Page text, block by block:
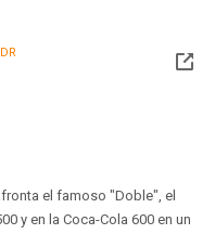
el famoso "Doble", el
y en la Coca-Cola 600 en un